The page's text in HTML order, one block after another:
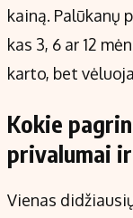
kainą. Palūkanų
kas 3, 6 ar 12
karto, bet
Kokie
privalumai
Vienas